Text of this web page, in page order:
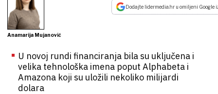
Anamarija Mujanović
Dodajte lidermedia.hr u omiljeni Google
U novoj rundi financiranja bila su uključena i
velika tehnološka imena poput Alphabeta i
Amazona koji su uložili nekoliko milijardi
dolara